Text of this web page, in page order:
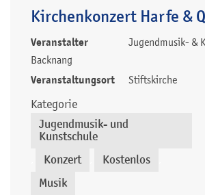
Kirchenkonzert Harfe &
Veranstalter
Jugendmusik- &
Backnang
Veranstaltungsort Stiftskirche
Kategorie
Jugendmusik- und
Kunstschule
Konzert Kostenlos
Musik